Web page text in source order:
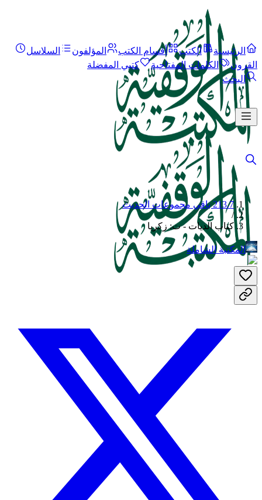
الرئيسية الكتب أقسام الكتب المؤلفون
السلاسل
القرون
الكلمات المفتاحية
كتبي المفضلة
البحث
213.7 باقي مجموعات الحديث
/
كتاب الديات - ت: زكريا
المكتبة الشاملة